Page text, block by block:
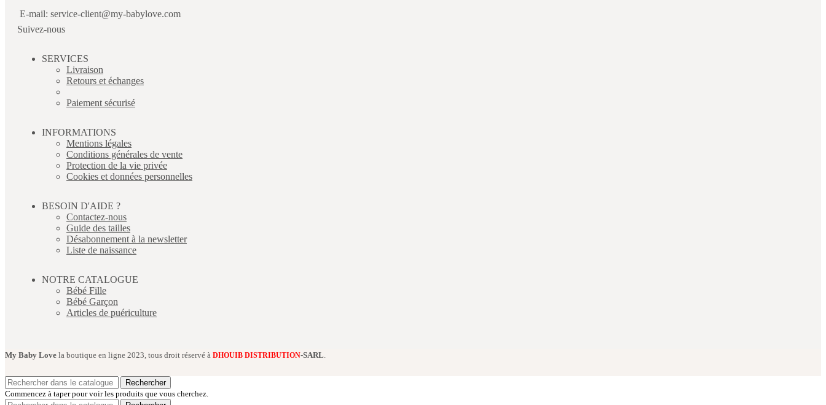
E-mail: service-client@my-babylove.com
Suivez-nous
SERVICES
Livraison
Retours et échanges
Paiement sécurisé
INFORMATIONS
Mentions légales
Conditions générales de vente
Protection de la vie privée
Cookies et données personnelles
BESOIN D'AIDE ?
Contactez-nous
Guide des tailles
Désabonnement à la newsletter
Liste de naissance
NOTRE CATALOGUE
Bébé Fille
Bébé Garçon
Articles de puériculture
My Baby Love la boutique en ligne 2023, tous droit réservé à DHOUIB DISTRIBUTION-SARL
Rechercher
Commencez à taper pour voir les produits que vous cherchez.